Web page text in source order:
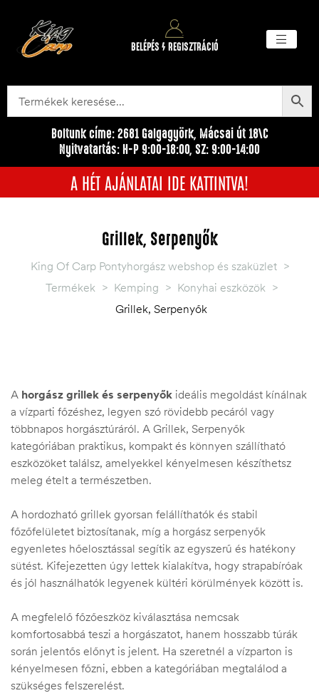
BELÉPÉS / REGISZTRÁCIÓ
Boltunk címe: 2681 Galgagyörk, Mácsai út 18\C
Nyitvatartás: H-P 9:00-18:00, SZ: 9:00-14:00
A HÉT AJÁNLATAI IDE KATTINTVA!
Grillek, Serpenyők
King Of Carp Pontyhorgász webshop és szaküzlet >
Termékek > Kemping > Konyhai eszközök >
Grillek, Serpenyők
A horgász grillek és serpenyők ideális megoldást kínálnak
a vízparti főzéshez, legyen szó rövidebb pecáról vagy
többnapos horgásztúráról. A Grillek, Serpenyők
kategóriában praktikus, kompakt és könnyen szállítható
eszközöket találsz, amelyekkel kényelmesen készíthetsz
meleg ételt a természetben.
A hordozható grillek gyorsan felállíthatók és stabil
főzőfelületet biztosítanak, míg a horgász serpenyők
egyenletes hőelosztással segítik az egyszerű és hatékony
sütést. Kifejezetten úgy lettek kialakítva, hogy strapabíróak
és jól használhatók legyenek kültéri körülmények között is.
A megfelelő főzőeszköz kiválasztása nemcsak
komfortosabbá teszi a horgászatot, hanem hosszabb túrák
során jelentős előnyt is jelent. Ha szeretnél a vízparton is
kényelmesen főzni, ebben a kategóriában megtalálod a
szükséges felszerelést.